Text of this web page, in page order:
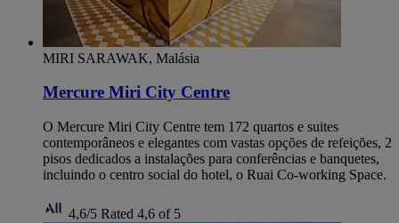
MIRI SARAWAK, Malásia
Mercure Miri City Centre
O Mercure Miri City Centre tem 172 quartos e suites
contemporâneos e elegantes com vastas opções de refeições, 2
pisos dedicados a instalações para conferências e banquetes,
incluindo o centro social do hotel, o Ruai Co-working Space.
4,6/5 Rated 4,6 of 5